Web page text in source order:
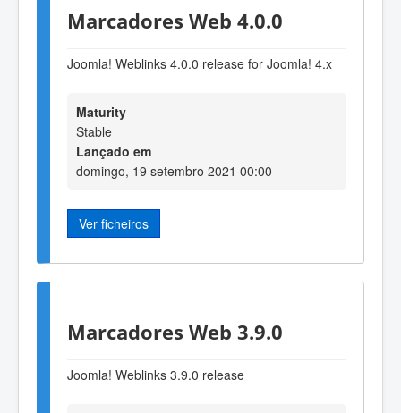
Marcadores Web 4.0.0
Joomla! Weblinks 4.0.0 release for Joomla! 4.x
Maturity
Stable
Lançado em
domingo, 19 setembro 2021 00:00
Ver ficheiros
Marcadores Web 3.9.0
Joomla! Weblinks 3.9.0 release